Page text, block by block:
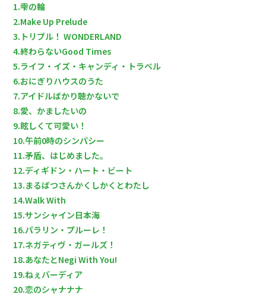
こんにちネギネギ！（メルマガ、回覧板）
TICKET
1.雫の輪
2.Make Up Prelude
3.トリプル！ WONDERLAND
4.終わらないGood Times
5.ライフ・イズ・キャンディ・トラベル
6.おにぎりハウスのうた
7.アイドルばかり聴かないで
8.愛、かましたいの
9.眩しくて可愛い！
10.午前0時のシンパシー
11.矛盾、はじめました。
12.ディギドン・ハート・ビート
13.まるばつさんかくしかくとわたし
14.Walk With
15.サンシャイン日本海
16.パラリン・プルーレ！
17.ネガティヴ・ガールズ！
18.あなたとNegi With You!
19.ねぇバーディア
20.恋のシャナナナ